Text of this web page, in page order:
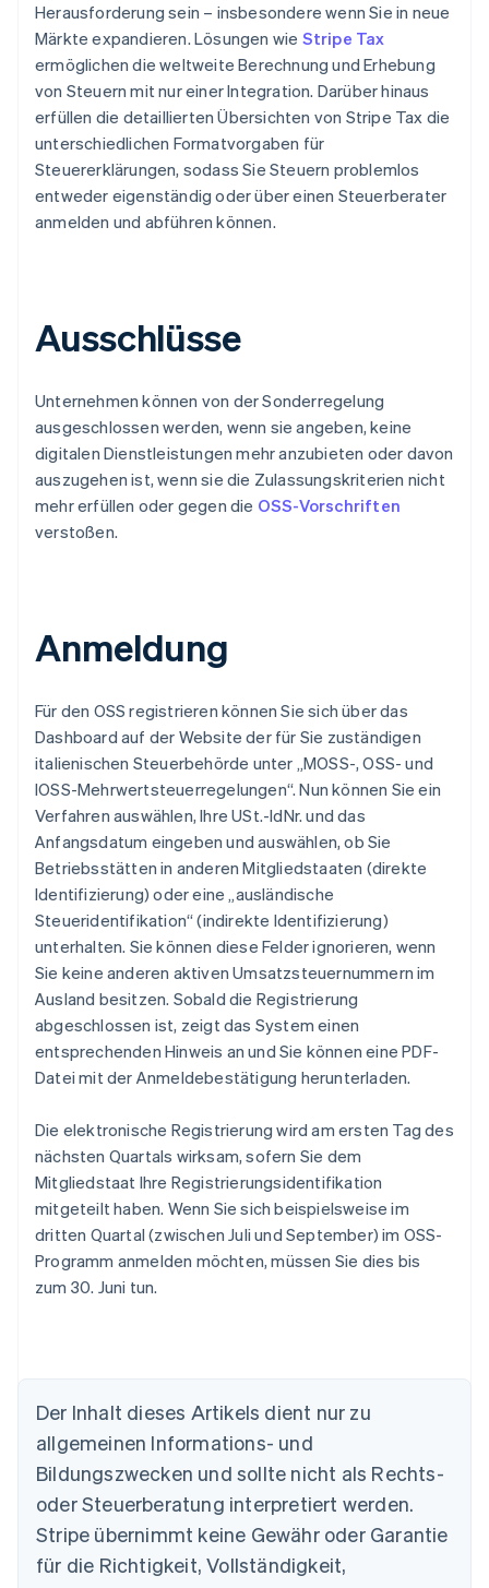
Herausforderung sein – insbesondere wenn Sie in neue
Märkte expandieren. Lösungen wie Stripe Tax
ermöglichen die weltweite Berechnung und Erhebung
von Steuern mit nur einer Integration. Darüber hinaus
erfüllen die detaillierten Übersichten von Stripe Tax die
unterschiedlichen Formatvorgaben für
Steuererklärungen, sodass Sie Steuern problemlos
entweder eigenständig oder über einen Steuerberater
anmelden und abführen können.
Ausschlüsse
Unternehmen können von der Sonderregelung
ausgeschlossen werden, wenn sie angeben, keine
digitalen Dienstleistungen mehr anzubieten oder davon
auszugehen ist, wenn sie die Zulassungskriterien nicht
mehr erfüllen oder gegen die OSS-Vorschriften
verstoßen.
Anmeldung
Für den OSS registrieren können Sie sich über das
Dashboard auf der Website der für Sie zuständigen
italienischen Steuerbehörde unter „MOSS-, OSS- und
IOSS-Mehrwertsteuerregelungen“. Nun können Sie ein
Verfahren auswählen, Ihre USt.-IdNr. und das
Anfangsdatum eingeben und auswählen, ob Sie
Betriebsstätten in anderen Mitgliedstaaten (direkte
Identifizierung) oder eine „ausländische
Steueridentifikation“ (indirekte Identifizierung)
unterhalten. Sie können diese Felder ignorieren, wenn
Sie keine anderen aktiven Umsatzsteuernummern im
Ausland besitzen. Sobald die Registrierung
abgeschlossen ist, zeigt das System einen
entsprechenden Hinweis an und Sie können eine PDF-
Datei mit der Anmeldebestätigung herunterladen.
Die elektronische Registrierung wird am ersten Tag des
nächsten Quartals wirksam, sofern Sie dem
Mitgliedstaat Ihre Registrierungsidentifikation
mitgeteilt haben. Wenn Sie sich beispielsweise im
dritten Quartal (zwischen Juli und September) im OSS-
Programm anmelden möchten, müssen Sie dies bis
zum 30. Juni tun.
Der Inhalt dieses Artikels dient nur zu
allgemeinen Informations- und
Bildungszwecken und sollte nicht als Rechts-
oder Steuerberatung interpretiert werden.
Stripe übernimmt keine Gewähr oder Garantie
für die Richtigkeit, Vollständigkeit,
Australien
Belgien